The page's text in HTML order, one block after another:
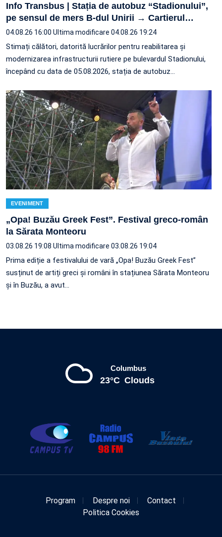
Info Transbus | Stația de autobuz “Stadionului”,
pe sensul de mers B-dul Unirii → Cartierul…
04.08.26 16:00 Ultima modificare 04.08.26 19:24
Stimați călători, datorită lucrărilor pentru reabilitarea și
modernizarea infrastructurii rutiere pe bulevardul Stadionului,
începând cu data de 05.08.2026, stația de autobuz…
EVENIMENT
„Opa! Buzău Greek Fest”. Festival greco-român
la Sărata Monteoru
03.08.26 19:08 Ultima modificare 03.08.26 19:04
Prima ediție a festivalului de vară „Opa! Buzău Greek Fest”
susținut de artiți greci și români în stațiunea Sărata Monteoru
și în Buzău, a avut…
Columbus
23°C Clouds
Program Despre noi
Contact
Politica Cookies